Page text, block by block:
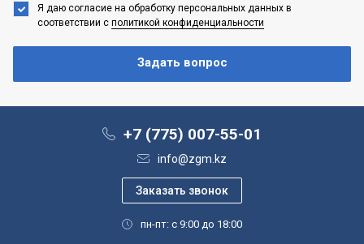
Я даю согласие на обработку персональных данных в
соответствии с политикой конфиденциальности
+7 (775) 007-55-01
info@zgm.kz
пн-пт: с 9:00 до 18:00